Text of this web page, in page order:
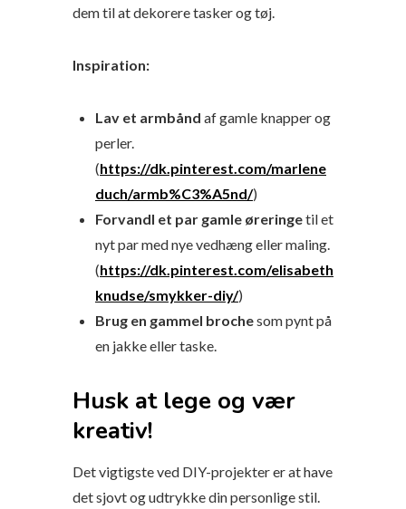
dem til at dekorere tasker og tøj.
Inspiration:
Lav et armbånd af gamle knapper og
perler.
(https://dk.pinterest.com/marlene
duch/armb%C3%A5nd/)
Forvandl et par gamle øreringetil et
nyt par med nye vedhæng eller maling.
(https://dk.pinterest.com/elisabeth
knudse/smykker-diy/)
Brug en gammel brochesom pynt på
en jakke eller taske.
Husk at lege og vær
kreativ!
Det vigtigste ved DIY-projekter er at have
det sjovt og udtrykke din personlige stil.